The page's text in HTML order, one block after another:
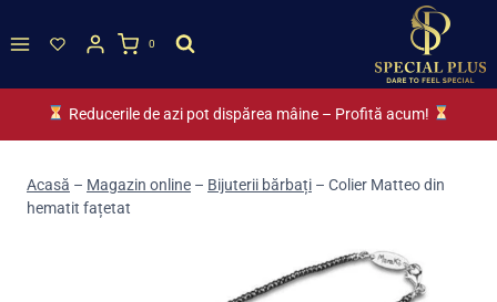
to
0
Reducerile de azi pot dispărea mâine – Profită acum!
Acasă – Magazin online – Bijuterii bărbați – Colier Matteo din
hematit fațetat